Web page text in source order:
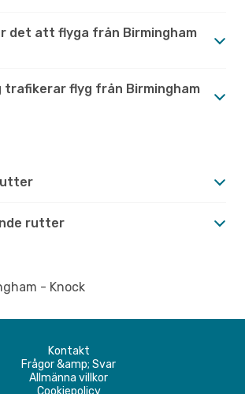
det att flyga från Birmingham
trafikerar flyg från Birmingham
rutter
- Knock
Kontakt
Frågor &amp; Svar
Allmänna villkor
Cookiepolicy